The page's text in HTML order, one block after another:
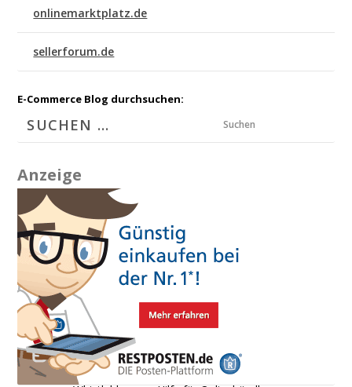
onlinemarktplatz.de
sellerforum.de
E-Commerce Blog durchsuchen:
Suchen
Anzeige